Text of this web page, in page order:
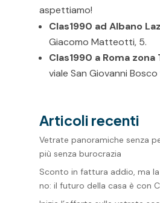
aspettiamo!
Clas1990 ad Albano
Giacomo Matteotti, 5.
Clas1990 aRoma zona
viale San Giovanni Bosco
Articoli recenti
Vetrate panoramiche senza
più senza burocrazia
Sconto in fattura addio, ma
no: il futuro della casa è con